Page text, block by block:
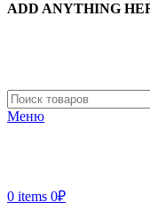
ADD ANYTHING
Меню
0 items 0₽